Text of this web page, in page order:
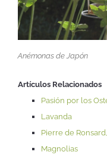
Anémonas de Japón
Artículos Relacionados
Pasión por los
Lavanda
Pierre de
Magnolias